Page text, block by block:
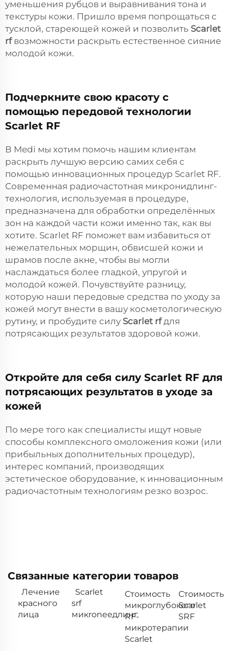
уменьшения рубцов и выравнивания тона и
текстуры кожи. Пришло время попрощаться с
тусклой, стареющей кожей и позволить Scarlet
rf возможности раскрыть естественное сияние
молодой кожи.
Подчеркните свою красоту с
помощью передовой технологии
Scarlet RF
В Medi мы хотим помочь нашим клиентам
раскрыть лучшую версию самих себя с
помощью инновационных процедур Scarlet RF.
Современная радиочастотная микронидлинг-
технология, используемая в процедуре,
предназначена для обработки определённых
зон на каждой части кожи именно так, как вы
хотите. Scarlet RF поможет вам избавиться от
нежелательных морщин, обвисшей кожи и
шрамов после акне, чтобы вы могли
наслаждаться более гладкой, упругой и
молодой кожей. Почувствуйте разницу,
которую наши передовые средства по уходу за
кожей могут внести в вашу косметологическую
рутину, и пробудите силу Scarlet rfдля
потрясающих результатов здоровой кожи.
Откройте для себя силу Scarlet RF для
потрясающих результатов в уходе за
кожей
По мере того как специалисты ищут новые
способы комплексного омоложения кожи (или
прибыльных дополнительных процедур),
интерес компаний, производящих
эстетическое оборудование, к инновационным
радиочастотным технологиям резко возрос.
Связанные категории товаров
Лечение
красного
лица
Scarlet
srf
микroneедлинг
Стоимость
микроглубокого
RF-
микротерапии
Scarlet
Стоимость
Scarlet
SRF